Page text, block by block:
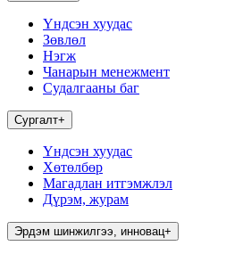
Үндсэн хуудас
Зөвлөл
Нэгж
Чанарын менежмент
Судалгааны баг
Сургалт+
Үндсэн хуудас
Хөтөлбөр
Магадлан итгэмжлэл
Дүрэм, журам
Эрдэм шинжилгээ, инновац+